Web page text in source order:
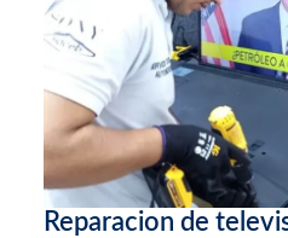
Reparacion de